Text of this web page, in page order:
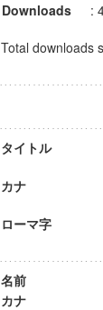
Downloads
:
Total downloads
タイトル
カナ
ローマ字
名前
カナ